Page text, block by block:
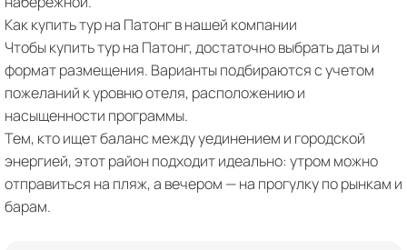
Как купить тур на Патонг в нашей компании
Чтобы купить тур на Патонг, достаточно выбрать даты и
формат размещения. Варианты подбираются с учетом
пожеланий к уровню отеля, расположению и
насыщенности программы.
Тем, кто ищет баланс между уединением и городской
энергией, этот район подходит идеально: утром можно
отправиться на пляж, а вечером — на прогулку по рынкам и
барам.